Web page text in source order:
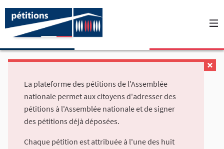
La plateforme des pétitions de l'Assemblée
nationale permet aux citoyens d'adresser des
pétitions à l'Assemblée nationale et de signer
des pétitions déjà déposées.
Chaque pétition est attribuée à l'une des huit